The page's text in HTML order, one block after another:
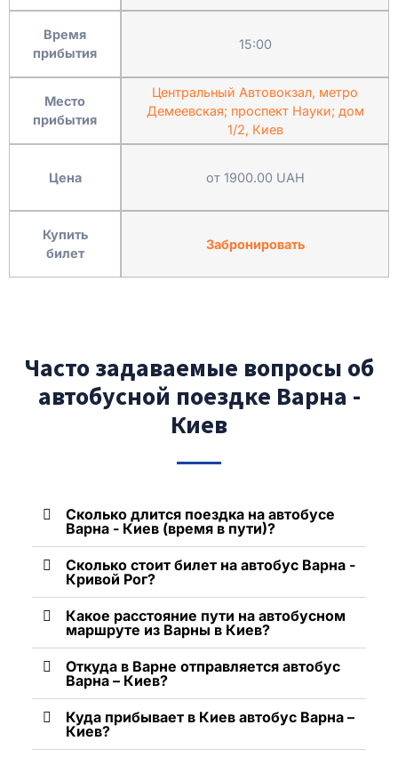
Время
прибытия
Место
прибытия
Цена
Купить
билет
15:00
Центральный Автовокзал, метро
Демеевская; проспект Науки; дом
1/2, Киев
от 1900.00 UAH
Забронировать
Часто задаваемые вопросы об
автобусной поездке Варна -
Киев
Сколько длится поездка на автобусе
Варна - Киев (время в пути)?
Сколько стоит билет на автобус Варна -
Кривой Рог?
Какое расстояние пути на автобусном
маршруте из Варны в Киев?
Откуда в Варне отправляется автобус
Варна – Киев?
Куда прибывает в Киев автобус Варна –
Киев?